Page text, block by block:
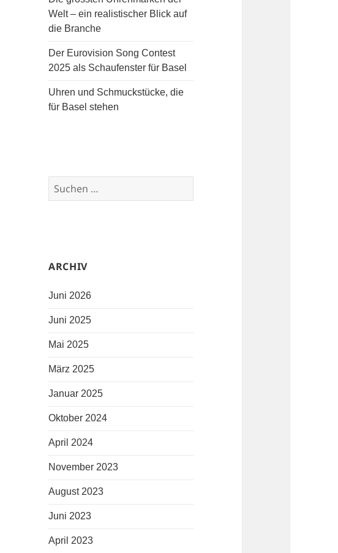
Welt – ein realistischer Blick auf
die Branche
Der Eurovision Song Contest
2025 als Schaufenster für Basel
Uhren und Schmuckstücke, die
für Basel stehen
ARCHIV
Juni 2026
Juni 2025
Mai 2025
März 2025
Januar 2025
Oktober 2024
April 2024
November 2023
August 2023
Juni 2023
April 2023